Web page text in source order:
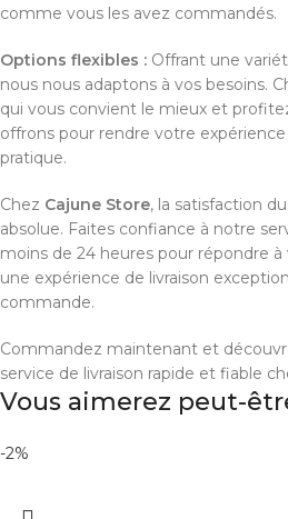
comme vous les avez commandés.
Options flexibles : Offrant une
nous nous adaptons à vos besoins.
qui vous convient le mieux et
offrons pour rendre votre
pratique.
Chez Cajune Store, la satisfaction
absolue. Faites confiance à notre
moins de 24 heures pour répondre
une expérience de livraison
commande.
Commandez maintenant et
service de livraison rapide et fiable
Vous aimerez peut-
-2%